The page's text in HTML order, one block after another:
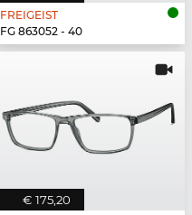
FREIGEIST
FG 863052 - 40
€ 175,20